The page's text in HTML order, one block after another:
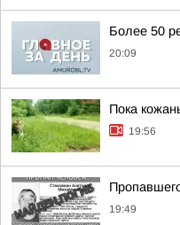
Более 50
20:09
Пока
19:56
19:49